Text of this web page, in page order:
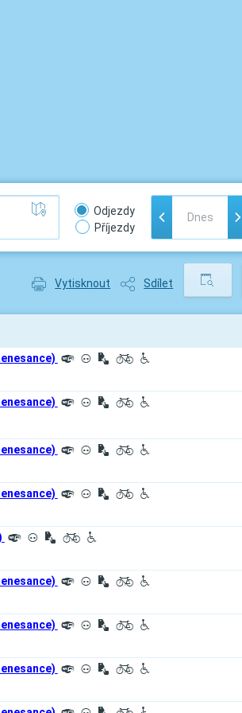
Odjezdy
Příjezdy
Vytisknout Sdílet
º ³ ½ L H
º ³ ½ L H
º ³ ½ L H
º ³ ½ L H
º ³ ½ L H
º ³ ½ L H
º ³ ½ L H
º ³ ½ L H